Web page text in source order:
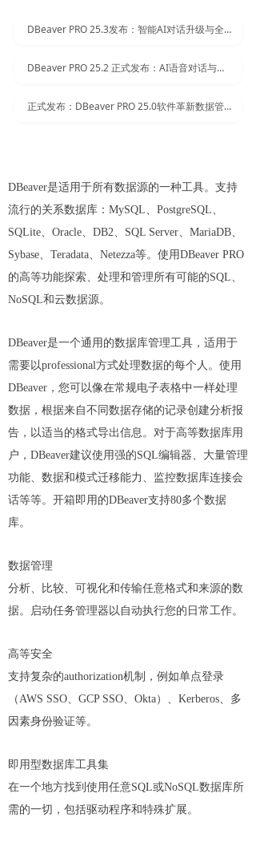
DBeaver PRO 25.3发布：智能AI对话升级与全新数据库支持
DBeaver PRO 25.2 正式发布：AI语音对话与智能映射
正式发布：DBeaver PRO 25.0软件革新数据管理
DBeaver是适用于所有数据源的一种工具。支持
流行的关系数据库：MySQL、PostgreSQL、
SQLite、Oracle、DB2、SQL Server、MariaDB、
Sybase、Teradata、Netezza等。使用DBeaver PRO
的高等功能探索、处理和管理所有可能的SQL、
NoSQL和云数据源。
DBeaver是一个通用的数据库管理工具，适用于
需要以professional方式处理数据的每个人。使用
DBeaver，您可以像在常规电子表格中一样处理
数据，根据来自不同数据存储的记录创建分析报
告，以适当的格式导出信息。对于高等数据库用
户，DBeaver建议使用强的SQL编辑器、大量管理
功能、数据和模式迁移能力、监控数据库连接会
话等等。开箱即用的DBeaver支持80多个数据
库。
数据管理
分析、比较、可视化和传输任意格式和来源的数
据。启动任务管理器以自动执行您的日常工作。
高等安全
支持复杂的authorization机制，例如单点登录
（AWS SSO、GCP SSO、Okta）、Kerberos、多
因素身份验证等。
即用型数据库工具集
在一个地方找到使用任意SQL或NoSQL数据库所
需的一切，包括驱动程序和特殊扩展。